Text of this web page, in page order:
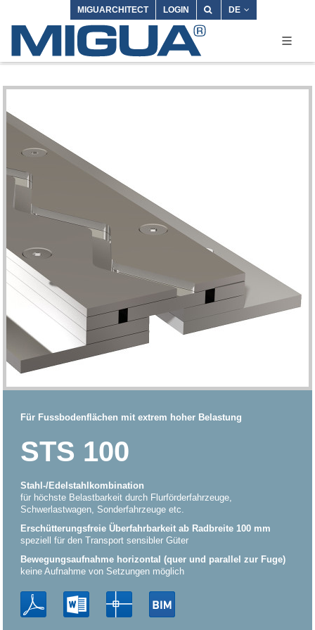
MIGUARCHITECT LOGIN DE
Für Fussbodenflächen mit extrem hoher Belastung
STS 100
Stahl-/Edelstahlkombination
für höchste Belastbarkeit durch Flurförderfahrzeuge,
Schwerlastwagen, Sonderfahrzeuge etc.
Erschütterungsfreie Überfahrbarkeit ab Radbreite 100 mm
speziell für den Transport sensibler Güter
Bewegungsaufnahme horizontal (quer und parallel zur Fuge)
keine Aufnahme von Setzungen möglich